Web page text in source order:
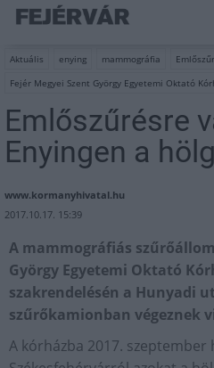
Aktuális enying mammográfia
Fejér Megyei Szent György Egyetemi Oktató
Emlőszűrésre
Enyingen a
www.kormanyhivatal.hu
2017.10.17. 15:39
A mammográfiás
György Egyetemi Oktató
szakrendelésén a Hunyadi
szűrőkamionban végeznek
A kórházba 2017. szeptember